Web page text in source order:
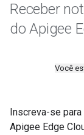
Receber
do Apigee
Você
Inscreva-se
Apigee Edge